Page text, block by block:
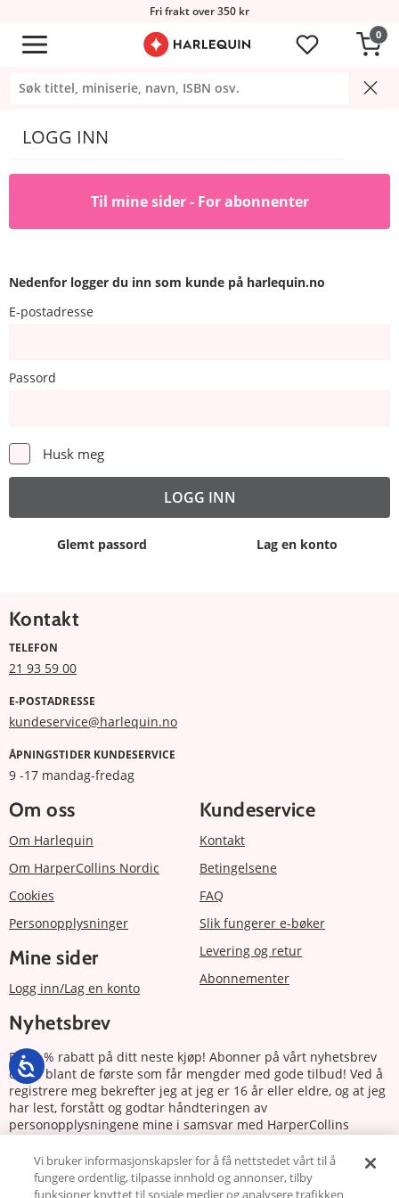
Fri frakt over 350 kr
0
LOGG INN
Til mine sider - For abonnenter
Nedenfor logger du inn som kunde på harlequin.no
E-postadresse
Passord
Husk meg
Glemt passord Lag en konto
Kontakt
TELEFON
21 93 59 00
E-POSTADRESSE
kundeservice@harlequin.no
ÅPNINGSTIDER KUNDESERVICE
9 -17 mandag-fredag
Om oss
Om Harlequin
Om HarperCollins Nordic
Cookies
Personopplysninger
Mine sider
Logg inn/Lag en konto
Kundeservice
Kontakt
Betingelsene
FAQ
Slik fungerer e-bøker
Levering og retur
Abonnementer
Nyhetsbrev
Få 20 % rabatt på ditt neste kjøp! Abonner på vårt nyhetsbrev
og bli blant de første som får mengder med gode tilbud! Ved å
registrere meg bekrefter jeg at jeg er 16 år eller eldre, og at jeg
har lest, forstått og godtar håndteringen av
personopplysningene mine i samsvar med HarperCollins
Abonnere
Vi bruker informasjonskapsler for å få nettstedet vårt til å
fungere ordentlig, tilpasse innhold og annonser, tilby
funksjoner knyttet til sosiale medier og analysere trafikken